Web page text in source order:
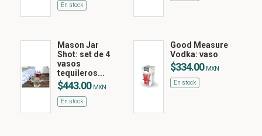
En stock
Mason Jar
Shot: set de 4
vasos
tequileros...
$443.00 MXN
En stock
Good Measure
Vodka: vaso
$334.00 MXN
En stock